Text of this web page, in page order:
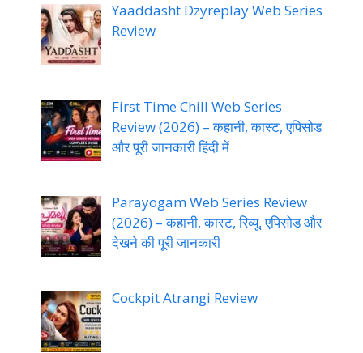
Yaaddasht Dzyreplay Web Series
Review
First Time Chill Web Series
Review (2026) – कहानी, कास्ट, एपिसोड
और पूरी जानकारी हिंदी में
Parayogam Web Series Review
(2026) – कहानी, कास्ट, रिव्यू, एपिसोड और
देखने की पूरी जानकारी
Cockpit Atrangi Review